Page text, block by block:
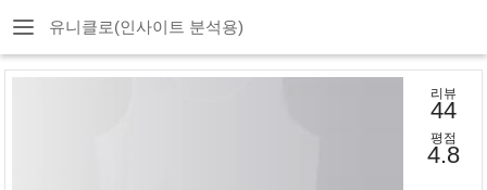
유니클로(인사이트 분석용)
리뷰
44
평점
4.8